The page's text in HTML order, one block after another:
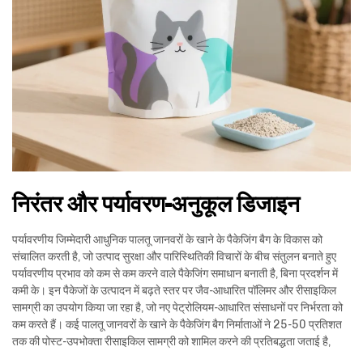
निरंतर और पर्यावरण-अनुकूल डिजाइन
पर्यावरणीय जिम्मेदारी आधुनिक पालतू जानवरों के खाने के पैकेजिंग बैग के विकास को
संचालित करती है, जो उत्पाद सुरक्षा और पारिस्थितिकी विचारों के बीच संतुलन बनाते हुए
पर्यावरणीय प्रभाव को कम से कम करने वाले पैकेजिंग समाधान बनाती है, बिना प्रदर्शन में
कमी के। इन पैकेजों के उत्पादन में बढ़ते स्तर पर जैव-आधारित पॉलिमर और रीसाइकिल
सामग्री का उपयोग किया जा रहा है, जो नए पेट्रोलियम-आधारित संसाधनों पर निर्भरता को
कम करते हैं। कई पालतू जानवरों के खाने के पैकेजिंग बैग निर्माताओं ने 25-50 प्रतिशत
तक की पोस्ट-उपभोक्ता रीसाइकिल सामग्री को शामिल करने की प्रतिबद्धता जताई है,